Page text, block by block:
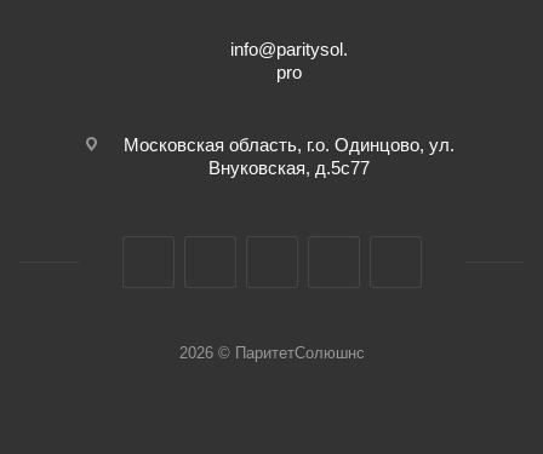
info@paritysol.
pro
Московская область, г.о. Одинцово, ул.
Внуковская, д.5с77
2026 © ПаритетСолюшнс